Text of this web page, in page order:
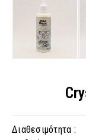
Διαθεσιμότητα :